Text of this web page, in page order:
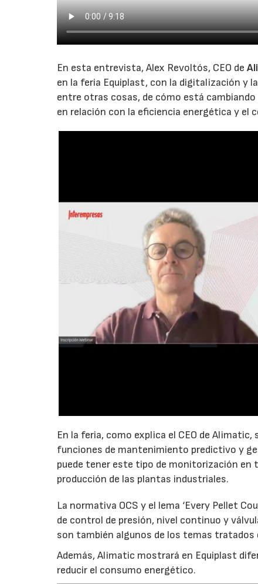
En esta entrevista, Alex Revoltós, CEO de
en la feria Equiplast, con la digitalización y
entre otras cosas, de cómo está
en relación con la eficiencia energética y el
En la feria, como explica el CEO de
funciones de mantenimiento predictivo y
puede tener este tipo de monitorización en
producción de las plantas industriales.
La normativa OCS y el lema ‘Every Pellet
de control de presión, nivel continuo y
son también algunos de los temas tratados
Además, Alimatic mostrará en Equiplast
reducir el consumo energético.